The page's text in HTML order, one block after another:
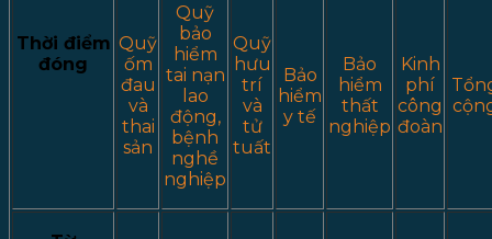
Thời điểm
đóng
Quỹ
ốm
đau
và
thai
sản
Quỹ
bảo
hiểm
tai nạn
lao
động,
bệnh
nghề
nghiệp
Quỹ
hưu
trí
và
tử
tuất
Bảo
hiểm
y tế
Bảo
hiểm
thất
nghiệp
Kinh
phí
công
đoàn